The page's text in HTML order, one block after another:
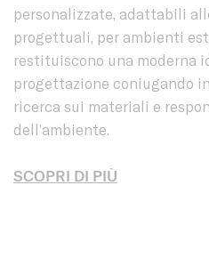
personalizzate, adattabili
progettuali, per ambienti
restituiscono una moderna
progettazione coniugando
ricerca sui materiali e
dell’ambiente.
SCOPRI DI PIÙ